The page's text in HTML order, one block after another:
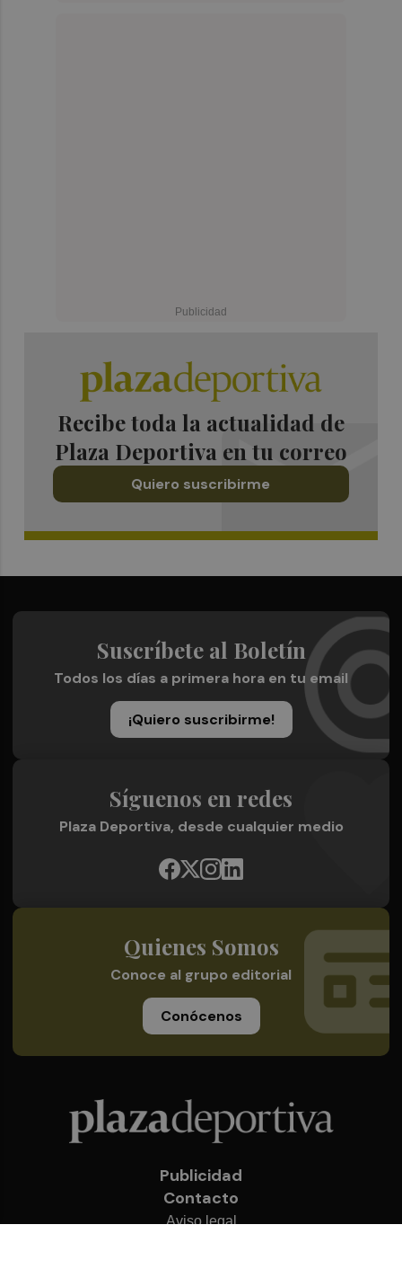
Recibe toda la actualidad de
Plaza Deportiva en tu correo
Quiero suscribirme
Suscríbete al Boletín
Todos los días a primera hora en tu email
¡Quiero suscribirme!
Síguenos en redes
Plaza Deportiva, desde cualquier medio
Quienes Somos
Conoce al grupo editorial
Conócenos
Publicidad
Contacto
Aviso legal